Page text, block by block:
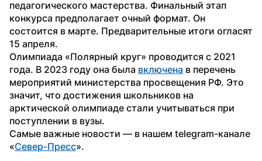
педагогического мастерства. Финальный этап
конкурса предполагает очный формат. Он
состоится в марте. Предварительные итоги огласят
15 апреля.
Олимпиада «Полярный круг» проводится с 2021
года. В 2023 году она была включена в перечень
мероприятий министерства просвещения РФ. Это
значит, что достижения школьников на
арктической олимпиаде стали учитываться при
поступлении в вузы.
Самые важные новости — в нашем telegram-канале
«Север-Пресс».